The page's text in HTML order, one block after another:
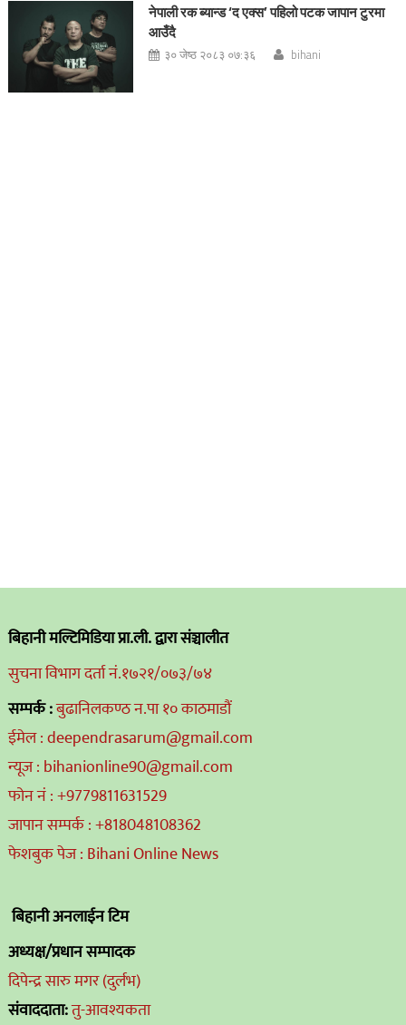
नेपाली रक ब्यान्ड ‘द एक्स’ पहिलो पटक जापान टुरमा
आउँदै
३० जेष्ठ २०८३ ०७:३६ bihani
बिहानी मल्टिमिडिया प्रा.ली. द्वारा संञ्चालीत
सुचना विभाग दर्ता नं.१७२१/०७३/७४
सम्पर्क :बुढानिलकण्ठ न.पा १० काठमाडौं
ईमेल : deependrasarum@gmail.com
न्यूज : bihanionline90@gmail.com
फोन नं : +9779811631529
जापान सम्पर्क : +818048108362
फेशबुक पेज : Bihani Online News
बिहानी अनलाईन टिम
अध्यक्ष/प्रधान सम्पादक
दिपेन्द्र सारु मगर (दुर्लभ)
संवाददाता:तु-आवश्यकता